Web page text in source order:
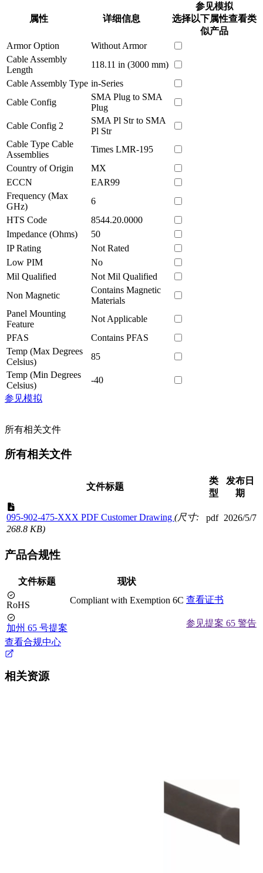
属性 详细信息
参见模拟
选择以下属性查看类
似产品
Armor Option
Without Armor
Cable Assembly
Length
118.11 in (3000 mm)
Cable Assembly Type in-Series
Cable Config
SMA Plug to SMA
Plug
Cable Config 2
SMA Pl Str to SMA
Pl Str
Cable Type Cable
Assemblies
Times LMR-195
Country of Origin
MX
ECCN
EAR99
Frequency (Max
GHz)
6
HTS Code
8544.20.0000
Impedance (Ohms)
50
IP Rating
Not Rated
Low PIM
No
Mil Qualified
Not Mil Qualified
Non Magnetic
Contains Magnetic
Materials
Panel Mounting
Feature
Not Applicable
PFAS
Contains PFAS
Temp (Max Degrees
Celsius)
85
Temp (Min Degrees
Celsius)
-40
参见模拟
所有相关文件
所有相关文件
文件标题
类
型
发布日
期
095-902-475-XXX PDF Customer Drawing (尺寸:
268.8 KB)
pdf 2026/5/7
产品合规性
文件标题 现状
RoHS Compliant with Exemption 6C 查看证书
加州 65 号提案
参见提案 65 警告
查看合规中心
相关资源